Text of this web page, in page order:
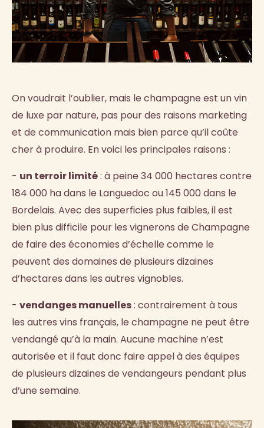
On voudrait l’oublier, mais le champagne est un vin
de luxe par nature, pas pour des raisons marketing
et de communication mais bien parce qu’il coûte
cher à produire. En voici les principales raisons :
- un terroir limité: à peine 34 000 hectares contre
184 000 ha dans le Languedoc ou 145 000 dans le
Bordelais. Avec des superficies plus faibles, il est
bien plus difficile pour les vignerons de Champagne
de faire des économies d’échelle comme le
peuvent des domaines de plusieurs dizaines
d’hectares dans les autres vignobles.
- vendanges manuelles: contrairement à tous
les autres vins français, le champagne ne peut être
vendangé qu’à la main. Aucune machine n’est
autorisée et il faut donc faire appel à des équipes
de plusieurs dizaines de vendangeurs pendant plus
d’une semaine.